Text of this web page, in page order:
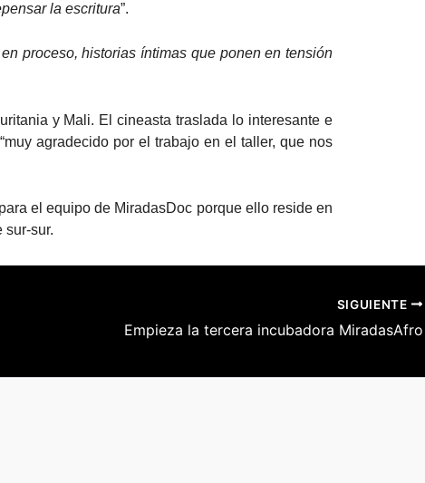
la escritura”.
proceso, historias íntimas que ponen en tensión
y Mali. El cineasta traslada lo interesante e
agradecido por el trabajo en el taller, que nos
el equipo de MiradasDoc porque ello reside en
sur-sur.
SIGUIENTE
Empieza la tercera incubadora MiradasAfro